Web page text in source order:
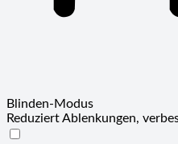
Blinden-Modus
Reduziert Ablenkungen,